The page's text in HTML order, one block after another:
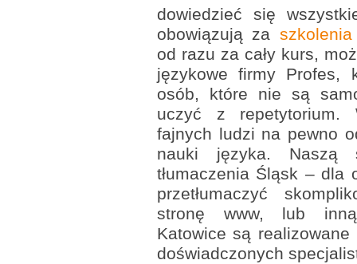
dowiedzieć się
obowiązują za
od razu za cały kurs,
językowe firmy Profes,
osób, które nie są
uczyć z repetytorium.
fajnych ludzi na pewno
nauki języka. Naszą
tłumaczenia Śląsk – dla
przetłumaczyć
stronę www, lub inną
Katowice są realizowane
doświadczonych